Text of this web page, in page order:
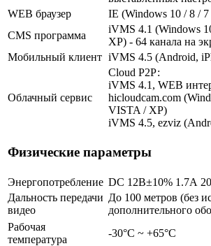
WEB браузер
IE (Windows 10 / 8 /
CMS программа
iVMS 4.1 (Windows
XP) - 64 канала на
Мобильный клиент iVMS 4.5 (Android,
Облачный сервис
Cloud Р2Р:
iVMS 4.1, WEB
hicloudcam.com
VISTA / XP)
iVMS 4.5, ezviz
Физические параметры
Энергопотребление DC 12В±10% 1.7А
Дальность передачи
видео
До 100 метров (без
дополнительного
Рабочая
температура
-30°C ~ +65°C